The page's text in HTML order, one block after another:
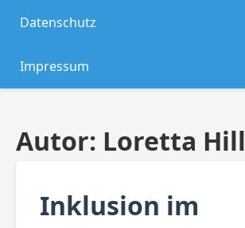
Datenschutz
Impressum
Autor: Loretta Hill
Inklusion im